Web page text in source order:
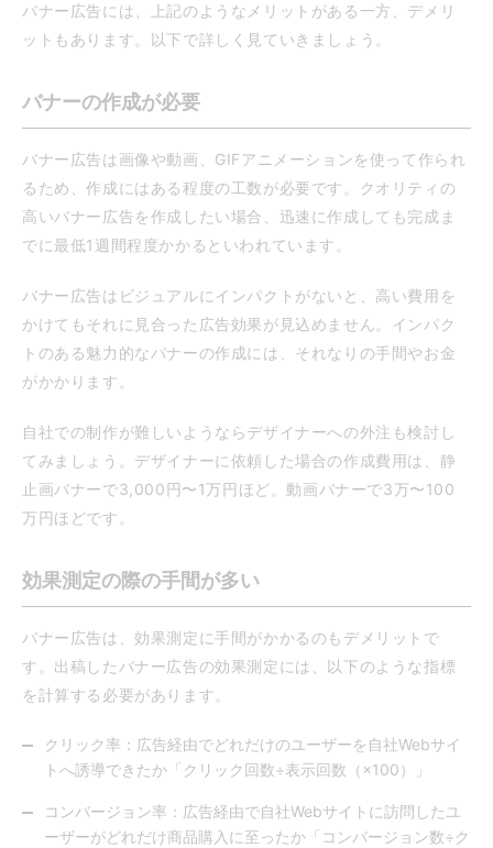
バナー広告には、上記のようなメリットがある一方、デメリ
ットもあります。以下で詳しく見ていきましょう。
バナーの作成が必要
バナー広告は画像や動画、GIFアニメーションを使って作られ
るため、作成にはある程度の工数が必要です。クオリティの
高いバナー広告を作成したい場合、迅速に作成しても完成ま
でに最低1週間程度かかるといわれています。
バナー広告はビジュアルにインパクトがないと、高い費用を
かけてもそれに見合った広告効果が見込めません。インパク
トのある魅力的なバナーの作成には、それなりの手間やお金
がかかります。
自社での制作が難しいようならデザイナーへの外注も検討し
てみましょう。デザイナーに依頼した場合の作成費用は、静
止画バナーで3,000円〜1万円ほど。動画バナーで3万〜100
万円ほどです。
効果測定の際の手間が多い
バナー広告は、効果測定に手間がかかるのもデメリットで
す。出稿したバナー広告の効果測定には、以下のような指標
を計算する必要があります。
クリック率：広告経由でどれだけのユーザーを自社Webサイ
トへ誘導できたか「クリック回数÷表示回数（×100）」
コンバージョン率：広告経由で自社Webサイトに訪問したユ
ーザーがどれだけ商品購入に至ったか「コンバージョン数÷ク